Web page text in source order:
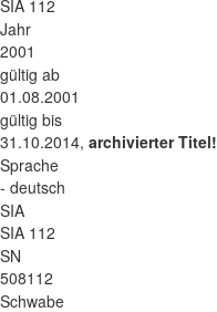
SIA 112
Jahr
2001
gültig ab
01.08.2001
gültig bis
31.10.2014, archivierter Titel!
Sprache
- deutsch
SIA
SIA 112
SN
508112
Schwabe